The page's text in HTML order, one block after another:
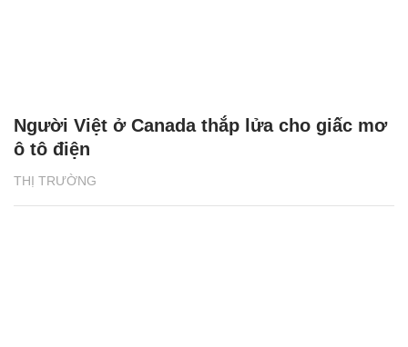
THỊ TRƯỜNG
Người Việt ở Canada thắp lửa cho giấc mơ
ô tô điện